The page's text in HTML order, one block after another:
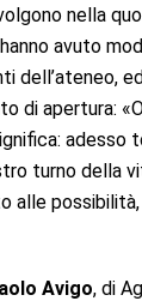
nella
avuto
dell’ateneo,
di apertura:
adesso
turno della
Avigo, di